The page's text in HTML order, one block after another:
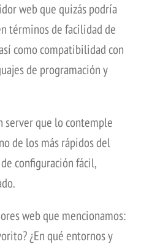
web que quizás podría
términos de facilidad de
como compatibilidad con
de programación y
server que lo contemple
de los más rápidos del
configuración fácil,
web que mencionamos:
¿En qué entornos y